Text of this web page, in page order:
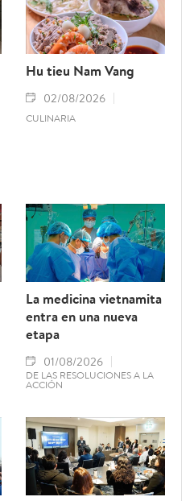
Hu tieu Nam Vang
02/08/2026
CULINARIA
La medicina vietnamita
entra en una nueva
etapa
01/08/2026
DE LAS RESOLUCIONES A LA
ACCIÓN